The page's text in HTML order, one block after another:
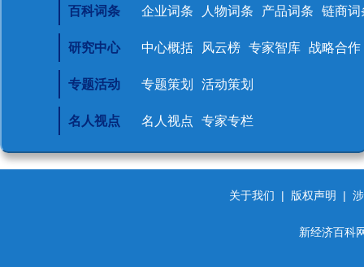
百科词条 企业词条 人物词条 产品词条 链商词
研究中心 中心概括 风云榜 专家智库 战略合作
专题活动 专题策划 活动策划
名人视点 名人视点 专家专栏
关于我们 | 版权声明 |
新经济百科